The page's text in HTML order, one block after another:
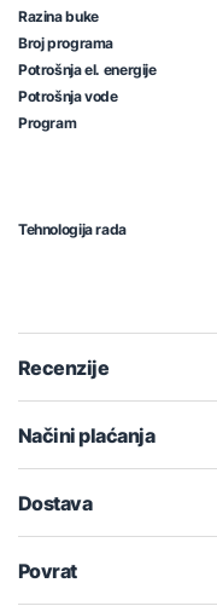
Razina buke
Broj programa
Potrošnja el. energije
Potrošnja vode
Program
Tehnologija rada
Recenzije
Načini plaćanja
Dostava
Povrat